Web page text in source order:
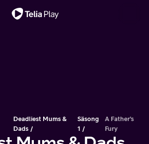
Deadliest Mums &
Dads
Säsong
1
A Father’s
Fury